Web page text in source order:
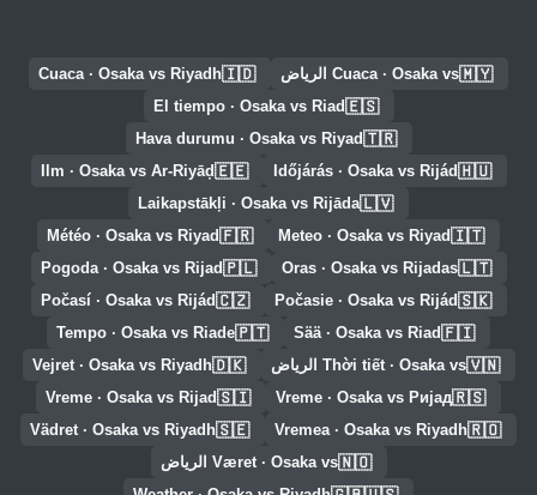
🇲🇾Cuaca · Osaka vs الرياض 🇮🇩
Cuaca · Osaka vs Riyadh
🇪🇸
El tiempo · Osaka vs Riad
🇹🇷
Hava durumu · Osaka vs Riyad
🇭🇺
Időjárás · Osaka vs Rijád
🇪🇪
Ilm · Osaka vs Ar-Riyāḑ
🇱🇻
Laikapstākļi · Osaka vs Rijāda
🇮🇹
Meteo · Osaka vs Riyad
🇫🇷
Météo · Osaka vs Riyad
🇱🇹
Oras · Osaka vs Rijadas
🇵🇱
Pogoda · Osaka vs Rijad
🇸🇰
Počasie · Osaka vs Rijád
🇨🇿
Počasí · Osaka vs Rijád
🇫🇮
Sää · Osaka vs Riad
🇵🇹
Tempo · Osaka vs Riade
🇻🇳Thời tiết · Osaka vs الرياض 🇩🇰
Vejret · Osaka vs Riyadh
🇷🇸
Vreme · Osaka vs Ријад
🇸🇮
Vreme · Osaka vs Rijad
🇷🇴
Vremea · Osaka vs Riyadh
🇸🇪
Vädret · Osaka vs Riyadh
🇳🇴Været · Osaka vs الرياض